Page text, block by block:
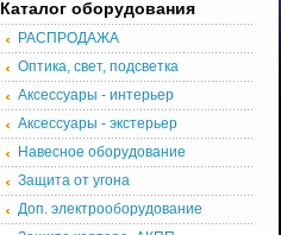
Каталог оборудования
РАСПРОДАЖА
Оптика, свет, подсветка
Аксессуары - интерьер
Аксессуары - экстерьер
Навесное оборудование
Защита от угона
Доп. электрооборудование